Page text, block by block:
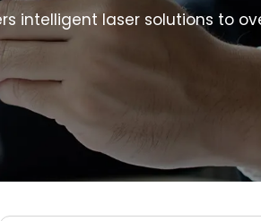
intelligent laser solutions to